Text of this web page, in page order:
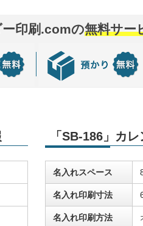
印刷.comの無料サー
「SB-186」カ
名入れスペース
名入れ印刷寸法
名入れ印刷方法